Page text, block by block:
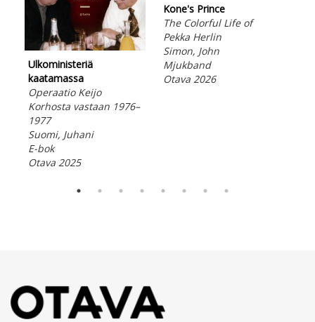
Ulkoministeriä
kaatamassa
Operaatio Keijo
Korhosta vastaan 1976–
1977
Suomi, Juhani
E-bok
Otava 2025
Kone's Prince
The Colorful Life of
Pekka Herlin
Simon, John
Mjukband
Otava 2026